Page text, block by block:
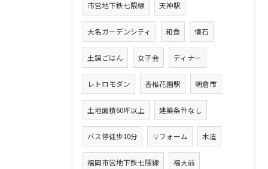
市営地下鉄七隈線 天神駅
大名ガーデンシティ 和食 懐石
土鍋ごはん 女子会 ディナー
レトロモダン 香椎花園駅 朝倉市
土地面積60坪以上 建築条件なし
バス停徒歩10分 リフォーム 木造
福岡市営地下鉄七隈線 福大前